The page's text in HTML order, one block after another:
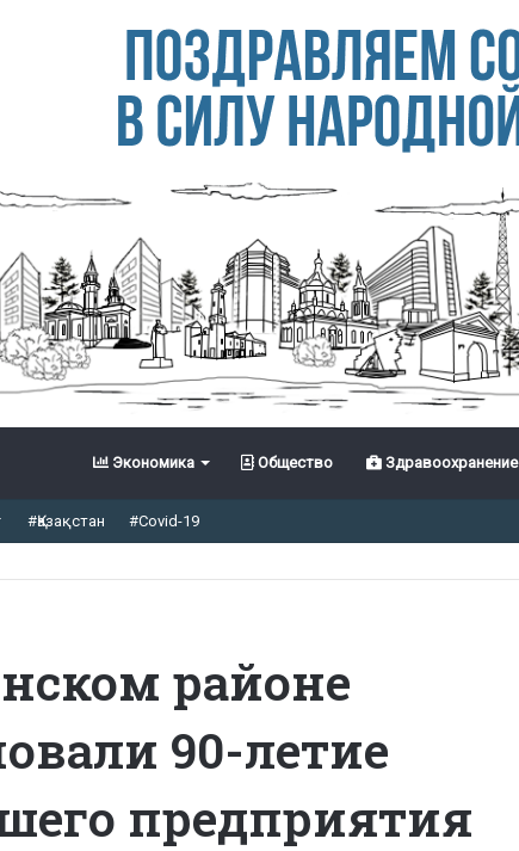
Экономика Общество Здравоохранение
#Қазақстан #Covid-19
районе
90-летие
предприятия